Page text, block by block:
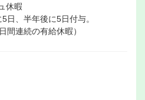
休暇
日、半年後に5日付与。
間連続の有給休暇）